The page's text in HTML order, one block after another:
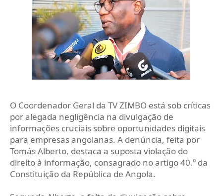
O Coordenador Geral da TV ZIMBO está sob críticas
por alegada negligência na divulgação de
informações cruciais sobre oportunidades digitais
para empresas angolanas. A denúncia, feita por
Tomás Alberto, destaca a suposta violação do
direito à informação, consagrado no artigo 40.º da
Constituição da República de Angola.